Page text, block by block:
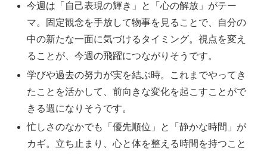
今週は「自己表現の輝き」と「心の解放」がテー
マ。固定観念を手放して物事を見ることで、自分の
中の新たな一面に気づけるタイミング。視点を変え
ることが、今週の飛躍につながりそうです。
学びや過去の努力が実を結ぶ時。これまでやってき
たことを活かして、前向きな変化を起こすことがで
きる週になりそうです。
忙しさのなかでも「優先順位」と「静かな時間」が
カギ。立ち止まり、心と体を整える時間を持つこと